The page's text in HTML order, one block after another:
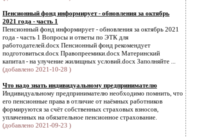
Пенсионный фонд информирует - обновления за октябрь
2021 года - часть 1
Пенсионный фонд информирует - обновления за октябрь 2021
года - часть 1 Вопросы и ответы по ЭТК для
работодателей.docx Пенсионный фонд рекомендует
подготовиться.docx Правопреемики.docx Материнский
капитал - на улучение жилищных условий.docx Заполняйте ...
(добавлено 2021-10-28 )
Что надо знать индивидуальному предпринимателю
Индивидуальному предпринимателю необходимо помнить, что
его пенсионные права в отличие от наёмных работников
формируются за счёт собственных страховых взносов,
уплаченных на обязательное пенсионное страхование.
(добавлено 2021-09-23 )